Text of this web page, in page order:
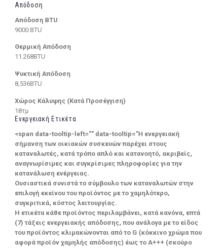
Απόδοση
Απόδοση BTU
9000 BTU
Θερμική Απόδοση
11.268BTU
Ψυκτική Απόδοση
8,536BTU
Χώρος Κάλυψης (Κατά Προσέγγιση)
18τμ
Ενεργειακή Ετικέτα
<span data-tooltip-left="" data-tooltip="Η ενεργειακή
σήμανση των οικιακών συσκευών παρέχει στους
καταναλωτές, κατά τρόπο απλό και κατανοητό, ακριβείς,
αναγνωρίσιμες και συγκρίσιμες πληροφορίες για την
κατανάλωση ενέργειας.
Ουσιαστικά συνιστά το σύμβουλο των καταναλωτών στην
επιλογή εκείνου του προϊόντος με το χαμηλότερο,
συγκριτικά, κόστος λειτουργίας.
Η ετικέτα κάθε προϊόντος περιλαμβάνει, κατά κανόνα, επτά
(7) τάξεις ενεργειακής απόδοσης, που ανάλογα με το είδος
του προϊόντος κλιμακώνονται από το G (κόκκινο χρώμα που
αφορά προϊόν χαμηλής απόδοσης) έως το Α+++ (σκούρο